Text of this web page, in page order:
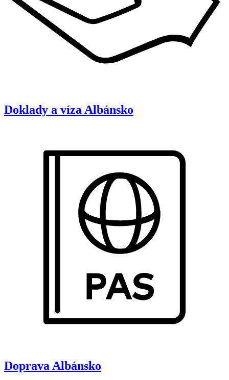
Doklady a víza Albánsko
DopravaAlbánsko